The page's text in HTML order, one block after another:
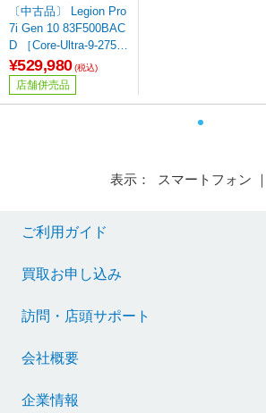
〔中古品〕 Legion Pro
7i Gen 10 83F500BAC
D ［Core-Ultra-9-275H
X／32GB／SSD1TB／
GeForce RTX 5080(16
GB)／16インチ／Wind
¥529,980 (税込)
店舗併売品
表示： スマートフォン ｜
ご利用ガイド
買取お申し込み
訪問・店頭サポート
会社概要
企業情報